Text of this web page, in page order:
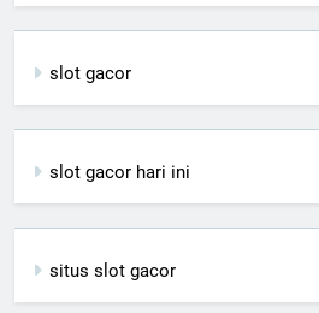
slot gacor
slot gacor hari ini
situs slot gacor